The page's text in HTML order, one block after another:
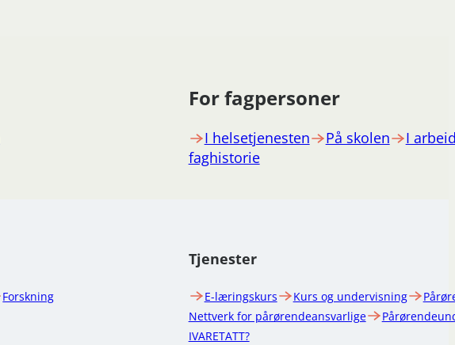
For fagpersoner
I helsetjenesten På skolen
I
faghistorie
Forskning
Tjenester
E-læringskurs Kurs og undervisning
Nettverk for pårørendeansvarlige
IVARETATT?